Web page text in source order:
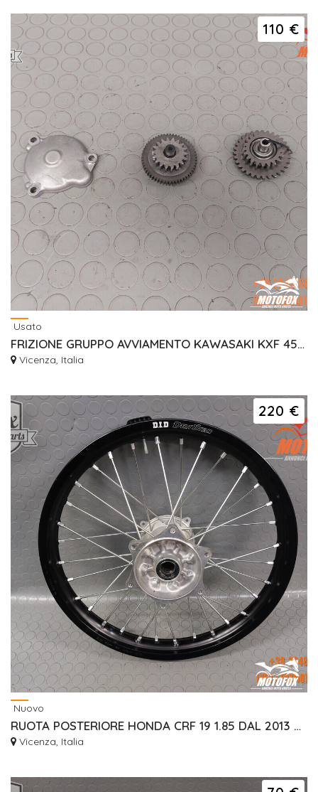
110 €
Usato
FRIZIONE GRUPPO AVVIAMENTO KAWASAKI KXF 450 RUOTA LIBERA
Vicenza, Italia
220 €
Nuovo
RUOTA POSTERIORE HONDA CRF 19 1.85 DAL 2013 NUOVA
Vicenza, Italia